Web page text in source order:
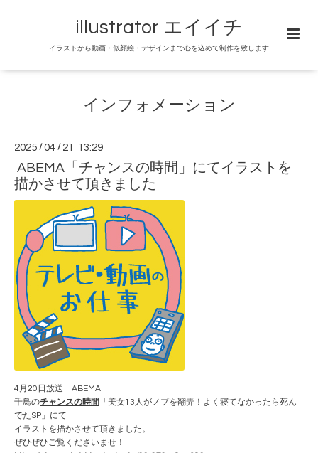
illustrator エイイチ
イラストから動画・似顔絵・デザインまで心を込めて制作を致します
インフォメーション
2025 /04 / 21 13:29
ABEMA「チャンスの時間」にてイラストを
描かさせて頂きました
4月20日放送 ABEMA
千鳥のチャンスの時間 「美女13人がノブを翻弄！よく寝てなかったら死ん
でたSP」にて
イラストを描かさせて頂きました。
ぜひぜひご覧くださいませ！